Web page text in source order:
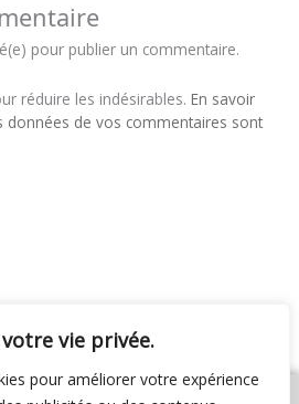
vie privée.
pour améliorer votre expérience
pour publier un commentaire.
réduire les indésirables. En savoir
données de vos commentaires sont